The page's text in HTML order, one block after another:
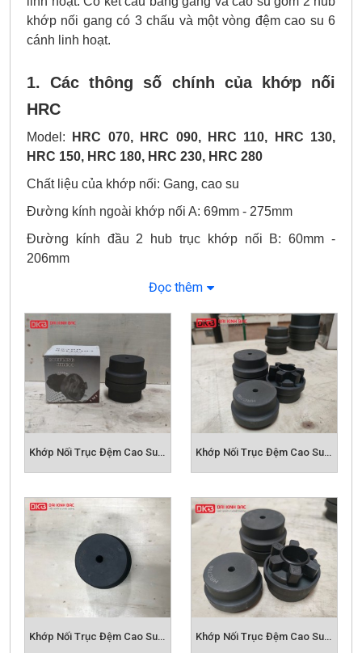
khớp nối gang có 3 chấu và một vòng đệm cao su 6
cánh linh hoạt.
1. Các thông số chính của khớp nối
HRC
Model:
HRC 070, HRC 090, HRC 110, HRC 130,
HRC 150, HRC 180, HRC 230, HRC 280
Chất liệu của khớp nối: Gang, cao su
Đường kính ngoài khớp nối A: 69mm - 275mm
Đường kính đầu 2 hub trục khớp nối B: 60mm -
206mm
Loại khớp nối: kiểu B - trục thẳng , kiểu F và H: trục
Kích thước lỗ khoan trục: kiểu B: 55-115mm; kiểu F:
35-100mm, H: 35-100mm
2. Bản vẽ khớp nối HRC
Đọc thêm